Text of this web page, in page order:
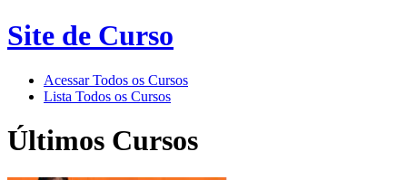
Site de Curso
Acessar Todos os Cursos
Lista Todos os Cursos
Últimos Cursos